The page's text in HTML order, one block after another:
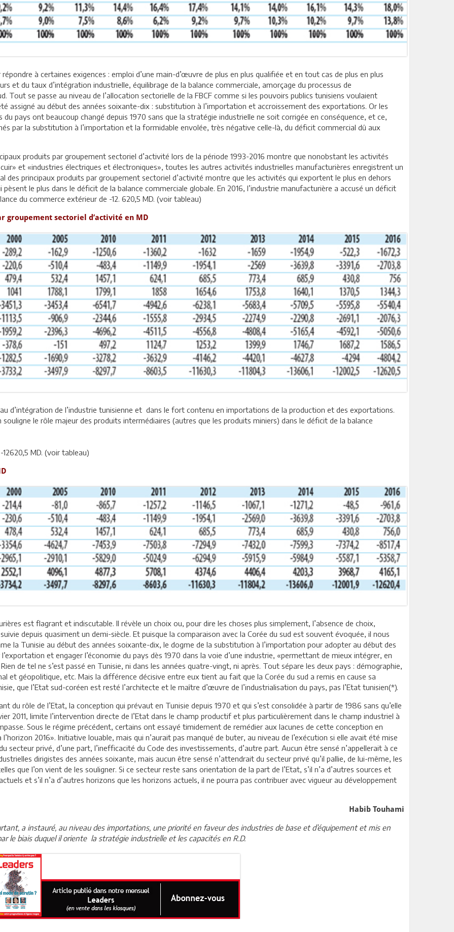
à certaines exigences : emploi d’une main-d’œuvre de plus en plus qualifiée et en tout cas de plus en plus
et du taux d’intégration industrielle, équilibrage de la balance commerciale, amorçage du processus de
Tout se passe au niveau de l’allocation sectorielle de la FBCF comme si les pouvoirs publics tunisiens voulaient
assigné au début des années soixante-dix : substitution à l’importation et accroissement des exportations. Or les
pays ont beaucoup changé depuis 1970 sans que la stratégie industrielle ne soit corrigée en conséquence, et ce,
par la substitution à l’importation et la formidable envolée, très négative celle-là, du déficit commercial dû aux
produits par groupement sectoriel d’activité lors de la période 1993-2016 montre que nonobstant les activités
et «industries électriques et électroniques», toutes les autres activités industrielles manufacturières enregistrent un
des principaux produits par groupement sectoriel d’activité montre que les activités qui exportent le plus en dehors
pèsent le plus dans le déficit de la balance commerciale globale. En 2016, l’industrie manufacturière a accusé un déficit
du commerce extérieur de -12. 620,5 MD. (voir tableau)
groupement sectoriel d’activité en MD
d’intégration de l’industrie tunisienne et dans le fort contenu en importations de la production et des exportations.
le rôle majeur des produits intermédiaires (autres que les produits miniers) dans le déficit de la balance
MD. (voir tableau)
est flagrant et indiscutable. Il révèle un choix ou, pour dire les choses plus simplement, l’absence de choix,
depuis quasiment un demi-siècle. Et puisque la comparaison avec la Corée du sud est souvent évoquée, il nous
la Tunisie au début des années soixante-dix, le dogme de la substitution à l’importation pour adopter au début des
et engager l’économie du pays dès 1970 dans la voie d’une industrie, «permettant de mieux intégrer, en
de tel ne s’est passé en Tunisie, ni dans les années quatre-vingt, ni après. Tout sépare les deux pays : démographie,
et géopolitique, etc. Mais la différence décisive entre eux tient au fait que la Corée du sud a remis en cause sa
que l’Etat sud-coréen est resté l’architecte et le maître d’œuvre de l’industrialisation du pays, pas l’Etat tunisien(*).
du rôle de l’Etat, la conception qui prévaut en Tunisie depuis 1970 et qui s’est consolidée à partir de 1986 sans qu’elle
2011, limite l’intervention directe de l’Etat dans le champ productif et plus particulièrement dans le champ industriel à
Sous le régime précédent, certains ont essayé timidement de remédier aux lacunes de cette conception en
2016». Initiative louable, mais qui n’aurait pas manqué de buter, au niveau de l’exécution si elle avait été mise
secteur privé, d’une part, l’inefficacité du Code des investissements, d’autre part. Aucun être sensé n’appellerait à ce
dirigistes des années soixante, mais aucun être sensé n’attendrait du secteur privé qu’il pallie, de lui-même, les
que l’on vient de les souligner. Si ce secteur reste sans orientation de la part de l’Etat, s’il n’a d’autres sources et
et s’il n’a d’autres horizons que les horizons actuels, il ne pourra pas contribuer avec vigueur au développement
Habib Touhami
a instauré, au niveau des importations, une priorité en faveur des industries de base et d’équipement et mis en
le biais duquel il oriente la stratégie industrielle et les capacités en R.D.